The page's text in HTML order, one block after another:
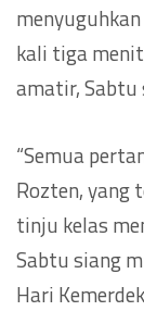
kali tiga
amatir,
“Semua
Rozten, yang
tinju kelas
Sabtu siang
Hari